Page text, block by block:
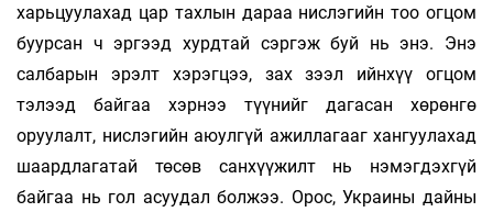
харьцуулахад цар тахлын дараа нислэгийн тоо огцом
буурсан ч эргээд хурдтай сэргэж буй нь энэ. Энэ
салбарын эрэлт хэрэгцээ, зах зээл ийнхүү огцом
тэлээд байгаа хэрнээ түүнийг дагасан хөрөнгө
оруулалт, нислэгийн аюулгүй ажиллагааг хангуулахад
шаардлагатай төсөв санхүүжилт нь нэмэгдэхгүй
байгаа нь гол асуудал болжээ. Орос, Украины дайны